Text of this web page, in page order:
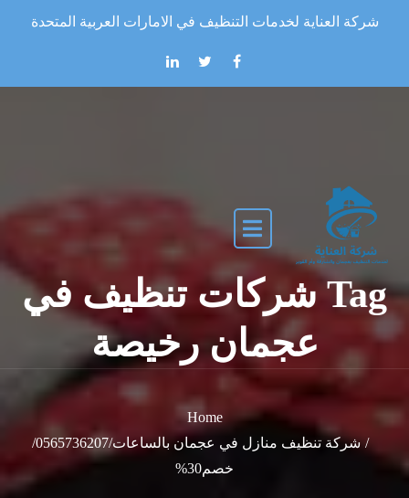
Skip to the content
شركة العناية لخدمات التنظيف في الامارات العربية المتحدة
Tag شركات تنظيف في
عجمان رخيصة
Home
شركة تنظيف منازل في عجمان بالساعات/0565736207/
خصم30%